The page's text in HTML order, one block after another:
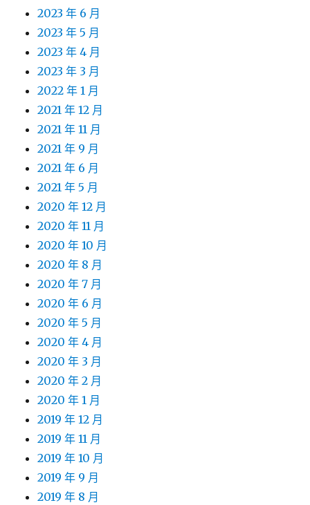
2023 年 6 月
2023 年 5 月
2023 年 4 月
2023 年 3 月
2022 年 1 月
2021 年 12 月
2021 年 11 月
2021 年 9 月
2021 年 6 月
2021 年 5 月
2020 年 12 月
2020 年 11 月
2020 年 10 月
2020 年 8 月
2020 年 7 月
2020 年 6 月
2020 年 5 月
2020 年 4 月
2020 年 3 月
2020 年 2 月
2020 年 1 月
2019 年 12 月
2019 年 11 月
2019 年 10 月
2019 年 9 月
2019 年 8 月